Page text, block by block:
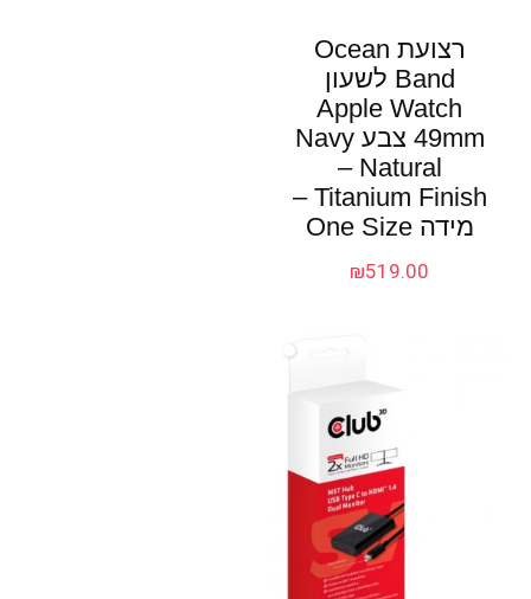
רצועת Ocean
Band לשעון
Apple Watch
49mm צבע Navy
– Natural
Titanium Finish –
מידה One Size
₪519.00